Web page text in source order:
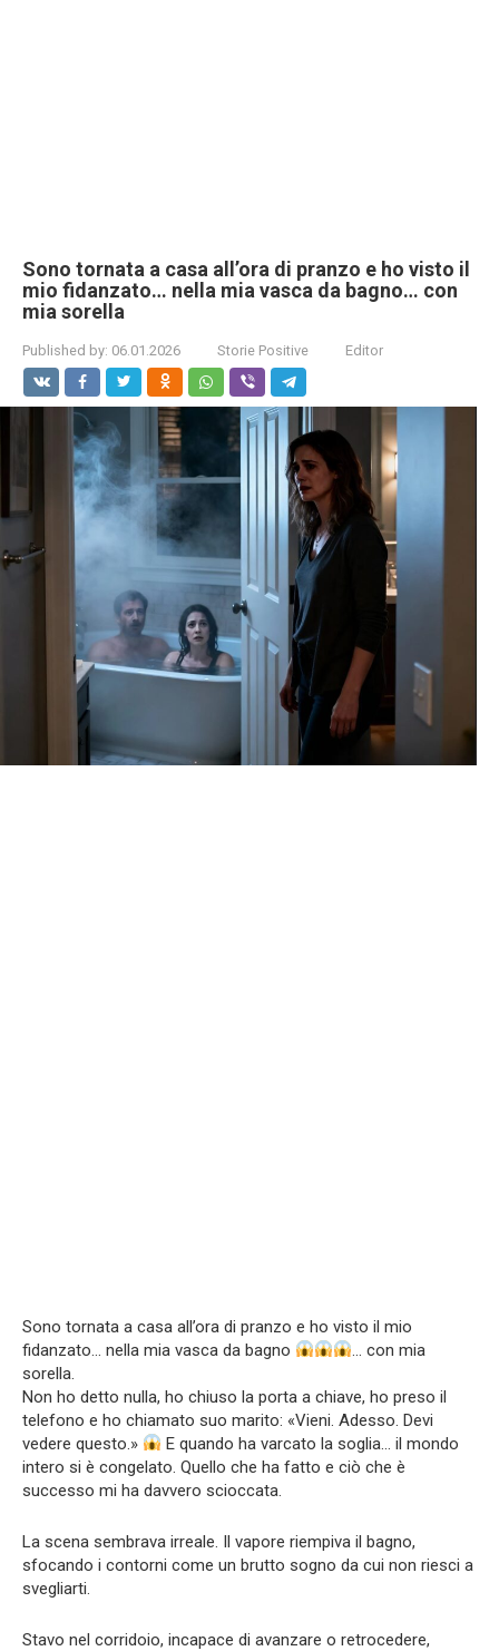
Sono tornata a casa all’ora di pranzo e ho visto il
mio fidanzato… nella mia vasca da bagno… con
mia sorella
Published by: 06.01.2026 Storie Positive Editor
Sono tornata a casa all’ora di pranzo e ho visto il mio
fidanzato… nella mia vasca da bagno
… con mia
sorella.
Non ho detto nulla, ho chiuso la porta a chiave, ho preso il
telefono e ho chiamato suo marito: «Vieni. Adesso. Devi
vedere questo.»
E quando ha varcato la soglia… il mondo
intero si è congelato. Quello che ha fatto e ciò che è
successo mi ha davvero scioccata.
La scena sembrava irreale. Il vapore riempiva il bagno,
sfocando i contorni come un brutto sogno da cui non riesci a
svegliarti.
Stavo nel corridoio, incapace di avanzare o retrocedere,